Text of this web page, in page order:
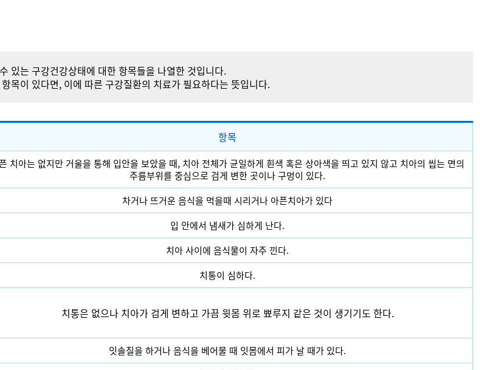
있는 구강건강상태에 대한 항목들을 나열한 것입니다.
목이 있다면, 이에 따른 구강질환의 치료가 필요하다는 뜻입니다.
항목
치아는 없지만 거울을 통해 입안을 보았을 때, 치아 전체가 균일하게 흰색 혹은 상아색을 띄고 있지 않고 치아의 씹는 면의
주름부위를 중심으로 검게 변한 곳이나 구멍이 있다.
차거나 뜨거운 음식을 먹을때 시리거나 아픈치아가 있다
입 안에서 냄새가 심하게 난다.
치아 사이에 음식물이 자주 낀다.
치통이 심하다.
치통은 없으나 치아가 검게 변하고 가끔 윗몸 위로 뾰루지 같은 것이 생기기도 한다.
잇솔질을 하거나 음식을 베어물 때 잇몸에서 피가 날 때가 있다.